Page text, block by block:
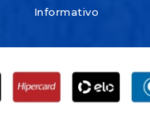
Informativo